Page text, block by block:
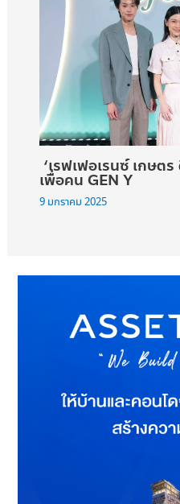
‘เรฟเฟอเรนซ์ เกษต
เพื่อคน GEN Y
9 มกราคม 2025